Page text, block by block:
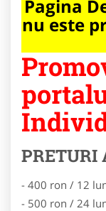
Pagina
nu este
PRETURI
- 400 ron / 12
- 500 ron / 24